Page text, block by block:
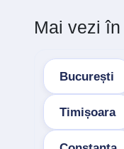
Mai vezi
București
Timișoara